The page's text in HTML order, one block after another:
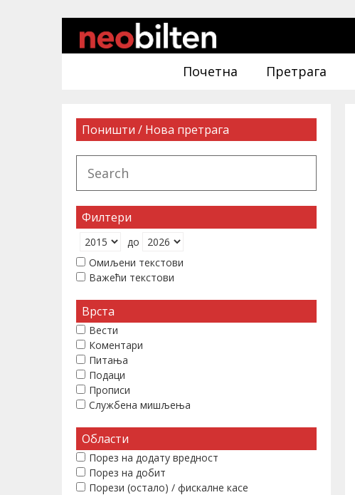
Почетна Претрага
Поништи / Нова претрага
Филтери
до
Омиљени текстови
Важећи текстови
Врста
Вести
Коментари
Питања
Подаци
Прописи
Службена мишљења
Области
Порез на додату вредност
Порез на добит
Порези (остало) / фискалне касе